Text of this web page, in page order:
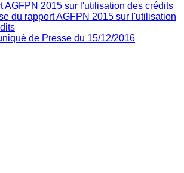
AGFPN 2015 sur l'utilisation des crédits
du rapport AGFPN 2015 sur l'utilisation
de Presse du 15/12/2016